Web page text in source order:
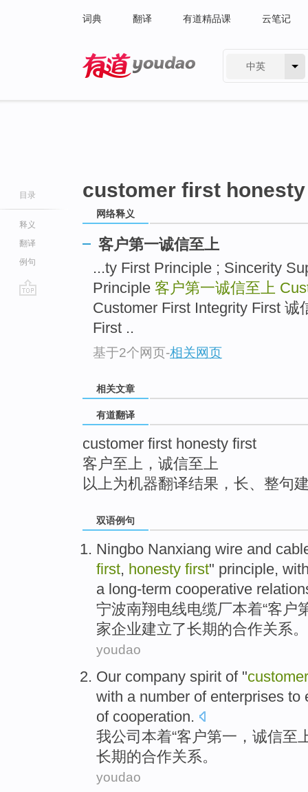
词典 翻译 有道精品课 云笔记
中英
目录
释义
翻译
例句
customer first
网络释义
客户第一诚信至上
...ty First Principle ; Sincerity
Principle 客户第一诚信至上
Customer First Integrity First
First ..
基于2个网页-相关网页
相关文章
有道翻译
customer first honesty first
客户至上，诚信至上
以上为机器翻译结果，长、整句
双语例句
Ningbo Nanxiang wire and
first, honesty first" principle,
a long-term cooperative
宁波南翔电线电缆厂本着“客户
家企业建立了长期的合作关系。
youdao
Our company spirit of"customer
with a number of enterprises to
of cooperation.
我公司 本着“客户第一 ， 诚信至
长期的合作关系。
youdao